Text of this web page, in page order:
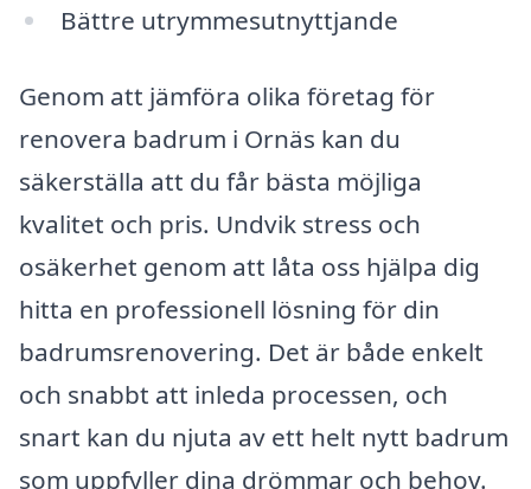
Bättre utrymmesutnyttjande
Genom att jämföra olika företag för
renovera badrum i Ornäs kan du
säkerställa att du får bästa möjliga
kvalitet och pris. Undvik stress och
osäkerhet genom att låta oss hjälpa dig
hitta en professionell lösning för din
badrumsrenovering. Det är både enkelt
och snabbt att inleda processen, och
snart kan du njuta av ett helt nytt badrum
som uppfyller dina drömmar och behov.